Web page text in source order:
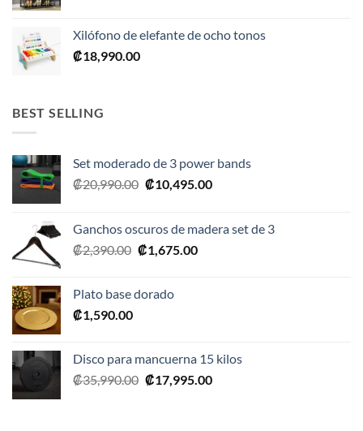
era:
es:
Xilófono de elefante de ocho tonos
₡18,990.00
BEST SELLING
Set moderado de 3 power bands
₡20,990.00 El
era:
₡20,990.00.
₡10,495.00El
es:
Ganchos oscuros de madera set de 3
₡2,390.00 El
era:
₡1,675.00El
Plato base dorado
₡1,590.00
Disco para mancuerna 15 kilos
₡35,990.00 El
₡17,995.00El